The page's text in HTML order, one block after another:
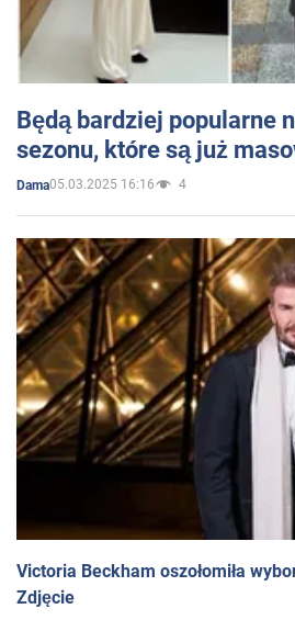
Będą bardziej popularne
sezonu, które są już
Dama05.03.2025 16:16 4
Victoria Beckham oszołomiła
Zdjęcie